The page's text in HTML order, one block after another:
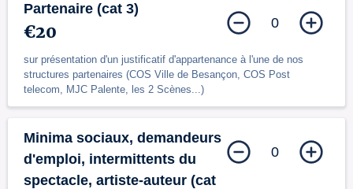
Partenaire (cat 3)
€20
sur présentation d'un justificatif d'appartenance à l'une de nos
structures partenaires (COS Ville de Besançon, COS Post
telecom, MJC Palente, les 2 Scènes...)
0
Minima sociaux, demandeurs
d'emploi, intermittents du
spectacle, artiste-auteur (cat
0